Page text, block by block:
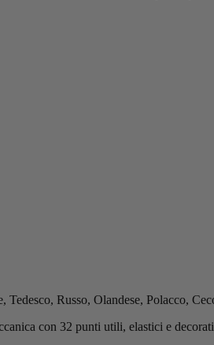
Russo, Olandese, Polacco,
con 32 punti utili, elastici e